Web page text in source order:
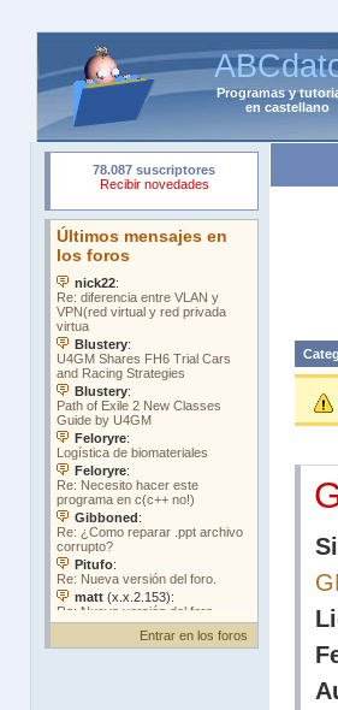
Programasy
en castellano
Entrar en los foros